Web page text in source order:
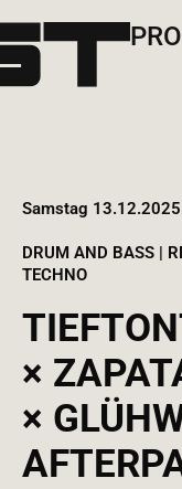
Samstag
DRUM AND BASS |
TECHNO
×
×